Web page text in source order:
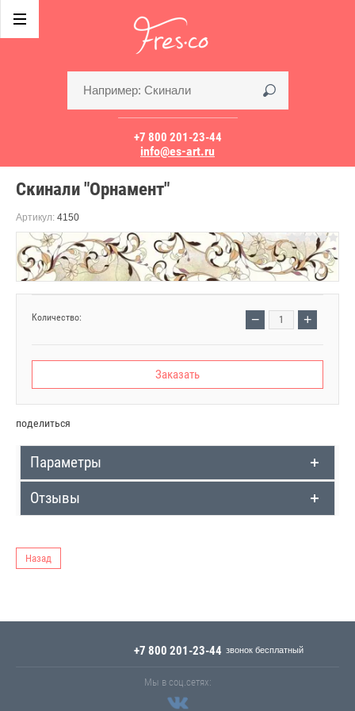
+7 800 201-23-44
info@es-art.ru
Скинали "Орнамент"
Артикул: 4150
Количество: − +
Заказать
поделиться
Параметры
Отзывы
Назад
+7 800 201-23-44
Мы в соц.сетях: